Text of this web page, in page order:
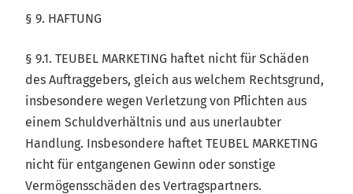
§ 9. HAFTUNG
§ 9.1. TEUBEL MARKETING haftet nicht für Schäden
des Auftraggebers, gleich aus welchem Rechtsgrund,
insbesondere wegen Verletzung von Pflichten aus
einem Schuldverhältnis und aus unerlaubter
Handlung. Insbesondere haftet TEUBEL MARKETING
nicht für entgangenen Gewinn oder sonstige
Vermögensschäden des Vertragspartners.